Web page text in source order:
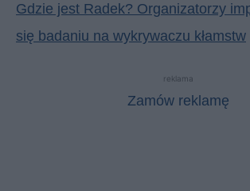
Gdzie jest Radek? Organizatorzy
się badaniu na wykrywaczu kłamstw
reklama
Zamów reklamę